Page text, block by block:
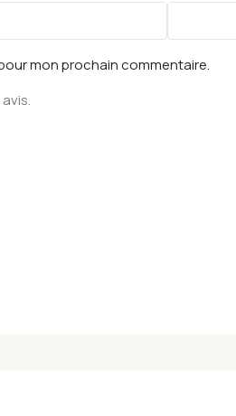
mon prochain commentaire.